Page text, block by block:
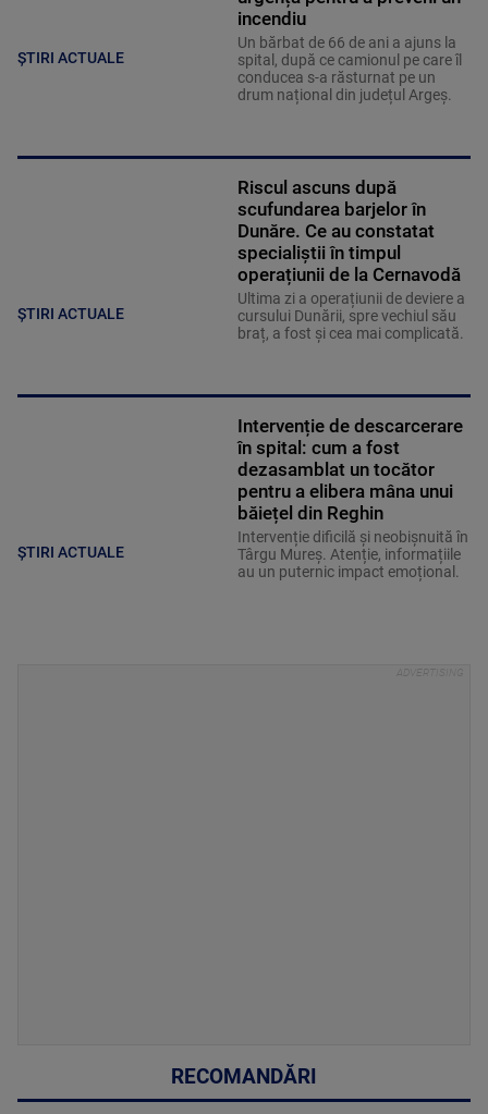
ȘTIRI ACTUALE
incendiu
Un bărbat de 66 de ani a ajuns la
spital, după ce camionul pe care îl
conducea s-a răsturnat pe un
drum național din județul Argeș.
ȘTIRI ACTUALE
Riscul ascuns după
scufundarea barjelor în
Dunăre. Ce au constatat
specialiștii în timpul
operațiunii de la Cernavodă
Ultima zi a operațiunii de deviere a
cursului Dunării, spre vechiul său
braț, a fost și cea mai complicată.
ȘTIRI ACTUALE
Intervenție de descarcerare
în spital: cum a fost
dezasamblat un tocător
pentru a elibera mâna unui
băiețel din Reghin
Intervenție dificilă și neobișnuită în
Târgu Mureș. Atenție, informațiile
au un puternic impact emoțional.
RECOMANDĂRI